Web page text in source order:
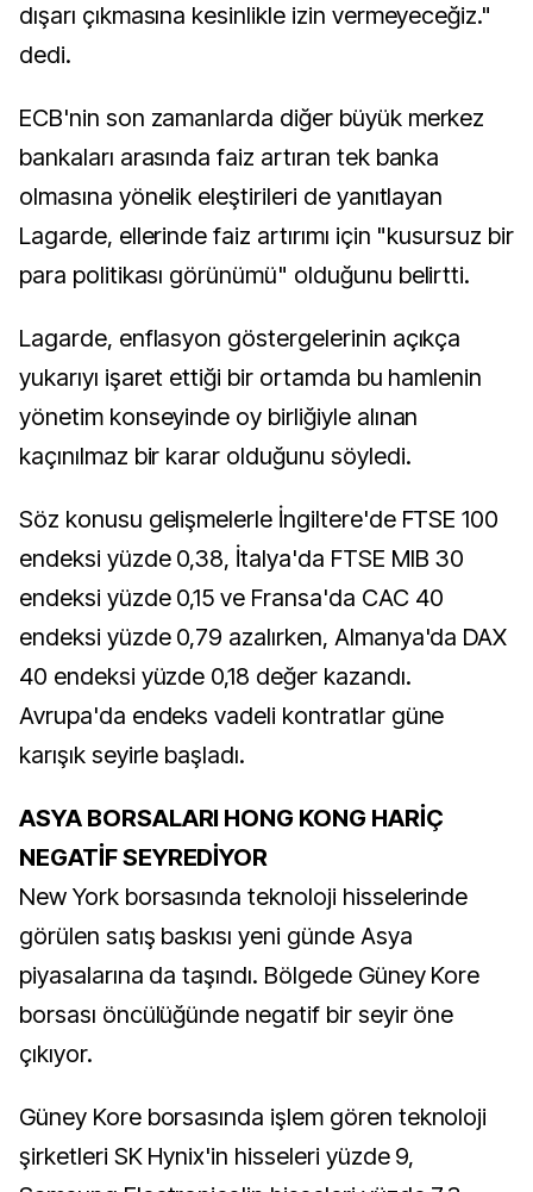
dışarı çıkmasına kesinlikle izin vermeyeceğiz."
dedi.
ECB'nin son zamanlarda diğer büyük merkez
bankaları arasında faiz artıran tek banka
olmasına yönelik eleştirileri de yanıtlayan
Lagarde, ellerinde faiz artırımı için "kusursuz bir
para politikası görünümü" olduğunu belirtti.
Lagarde, enflasyon göstergelerinin açıkça
yukarıyı işaret ettiği bir ortamda bu hamlenin
yönetim konseyinde oy birliğiyle alınan
kaçınılmaz bir karar olduğunu söyledi.
Söz konusu gelişmelerle İngiltere'de FTSE 100
endeksi yüzde 0,38, İtalya'da FTSE MIB 30
endeksi yüzde 0,15 ve Fransa'da CAC 40
endeksi yüzde 0,79 azalırken, Almanya'da DAX
40 endeksi yüzde 0,18 değer kazandı.
Avrupa'da endeks vadeli kontratlar güne
karışık seyirle başladı.
ASYA BORSALARI HONG KONG HARİÇ
NEGATİF SEYREDİYOR
New York borsasında teknoloji hisselerinde
görülen satış baskısı yeni günde Asya
piyasalarına da taşındı. Bölgede Güney Kore
borsası öncülüğünde negatif bir seyir öne
çıkıyor.
Güney Kore borsasında işlem gören teknoloji
şirketleri SK Hynix'in hisseleri yüzde 9,